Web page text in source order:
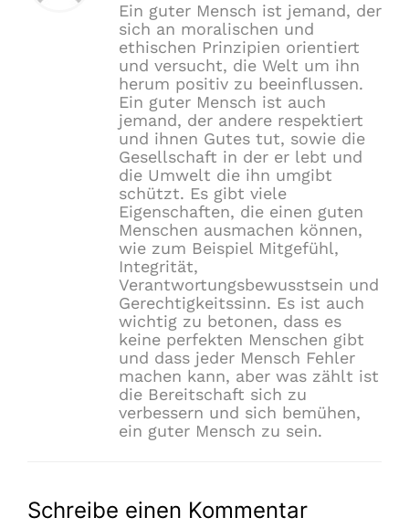
Ein guter Mensch ist jemand, der
sich an moralischen und
ethischen Prinzipien orientiert
und versucht, die Welt um ihn
herum positiv zu beeinflussen.
Ein guter Mensch ist auch
jemand, der andere respektiert
und ihnen Gutes tut, sowie die
Gesellschaft in der er lebt und
die Umwelt die ihn umgibt
schützt. Es gibt viele
Eigenschaften, die einen guten
Menschen ausmachen können,
wie zum Beispiel Mitgefühl,
Integrität,
Verantwortungsbewusstsein und
Gerechtigkeitssinn. Es ist auch
wichtig zu betonen, dass es
keine perfekten Menschen gibt
und dass jeder Mensch Fehler
machen kann, aber was zählt ist
die Bereitschaft sich zu
verbessern und sich bemühen,
ein guter Mensch zu sein.
Schreibe einen Kommentar